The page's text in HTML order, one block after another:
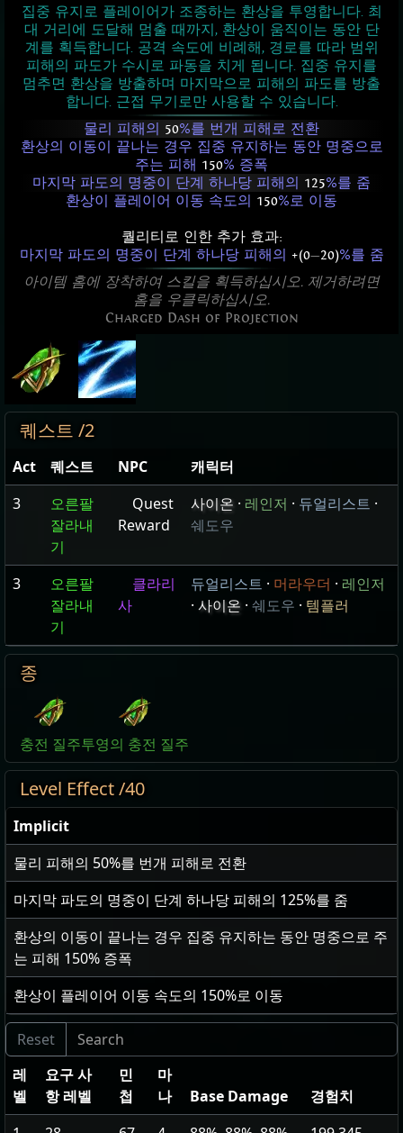
집중 유지로 플레이어가 조종하는 환상을 투영합니다. 최
대 거리에 도달해 멈출 때까지, 환상이 움직이는 동안 단
계를 획득합니다. 공격 속도에 비례해, 경로를 따라 범위
피해의 파도가 수시로 파동을 치게 됩니다. 집중 유지를
멈추면 환상을 방출하며 마지막으로 피해의 파도를 방출
합니다. 근접 무기로만 사용할 수 있습니다.
물리 피해의 50%를 번개 피해로 전환
환상의 이동이 끝나는 경우 집중 유지하는 동안 명중으로
주는 피해 150% 증폭
마지막 파도의 명중이 단계 하나당 피해의 125%를 줌
환상이 플레이어 이동 속도의 150%로 이동
퀄리티로 인한 추가 효과:
마지막 파도의 명중이 단계 하나당 피해의 +(0—20)%를 줌
아이템 홈에 장착하여 스킬을 획득하십시오. 제거하려면
홈을 우클릭하십시오.
Charged Dash of Projection
퀘스트 /2
Act 퀘스트 NPC
캐릭터
3
오른팔
잘라내
기
Quest
Reward
사이온 · 레인저 · 듀얼리스트 ·
쉐도우
3
오른팔
잘라내
기
클라리
사
듀얼리스트 · 머라우더 · 레인저
· 사이온 · 쉐도우 · 템플러
종
충전 질주투영의 충전 질주
Level Effect /40
Implicit
물리 피해의 50%를 번개 피해로 전환
마지막 파도의 명중이 단계 하나당 피해의 125%를 줌
환상의 이동이 끝나는 경우 집중 유지하는 동안 명중으로 주
는 피해 150% 증폭
환상이 플레이어 이동 속도의 150%로 이동
레
벨
요구 사
항 레벨
민
첩
마
나
Base Damage
경험치